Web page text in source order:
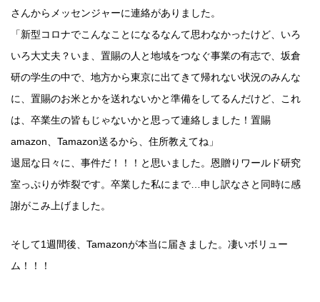
さんからメッセンジャーに連絡がありました。
「新型コロナでこんなことになるなんて思わなかったけど、いろ
いろ大丈夫？いま、置賜の人と地域をつなぐ事業の有志で、坂倉
研の学生の中で、地方から東京に出てきて帰れない状況のみんな
に、置賜のお米とかを送れないかと準備をしてるんだけど、これ
は、卒業生の皆もじゃないかと思って連絡しました！置賜
amazon、Tamazon送るから、住所教えてね」
退屈な日々に、事件だ！！！と思いました。恩贈りワールド研究
室っぷりが炸裂です。卒業した私にまで…申し訳なさと同時に感
謝がこみ上げました。
そして1週間後、Tamazonが本当に届きました。凄いボリュー
ム！！！